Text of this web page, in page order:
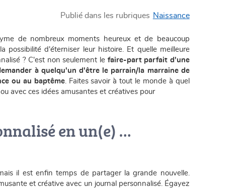
Publié dans les rubriques Naissance
de nombreux moments heureux et de beaucoup
d'éterniser leur histoire. Et quelle meilleure
? C'est non seulement le faire-part parfait d'une
à quelqu'un d'être le parrain/la marraine de
ou au baptême. Faites savoir à tout le monde à quel
avec ces idées amusantes et créatives pour
en un(e) …
il est enfin temps de partager la grande nouvelle.
et créative avec un journal personnalisé. Égayez